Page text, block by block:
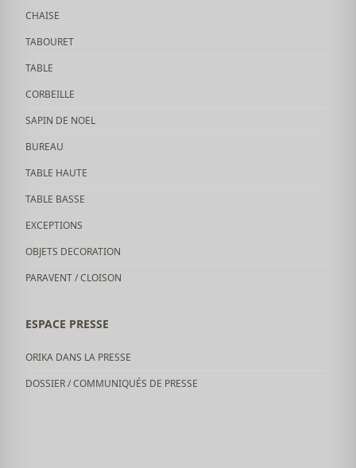
CHAISE
TABOURET
TABLE
CORBEILLE
SAPIN DE NOEL
BUREAU
TABLE HAUTE
TABLE BASSE
EXCEPTIONS
OBJETS DECORATION
PARAVENT / CLOISON
ESPACE PRESSE
ORIKA DANS LA PRESSE
DOSSIER / COMMUNIQUÉS DE PRESSE